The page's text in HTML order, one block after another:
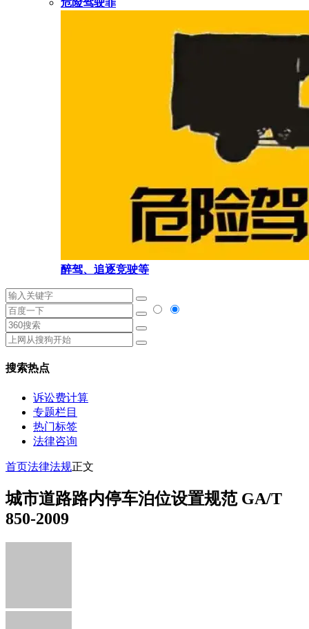
危险驾驶罪
醉驾、追逐竞驶等
搜索热点
诉讼费计算
专题栏目
热门标签
法律咨询
首页法律法规正文
城市道路路内停车泊位设置规范 GA/T
850-2009